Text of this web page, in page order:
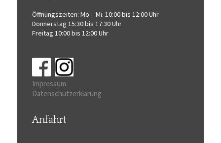
Öffnungszeiten: Mo. - Mi. 10:00 bis 12:00 Uhr
Donnerstag 15:30 bis 17:30 Uhr
Freitag 10:00 bis 12:00 Uhr
Impressum
Datenschutzerklärung
Anfahrt